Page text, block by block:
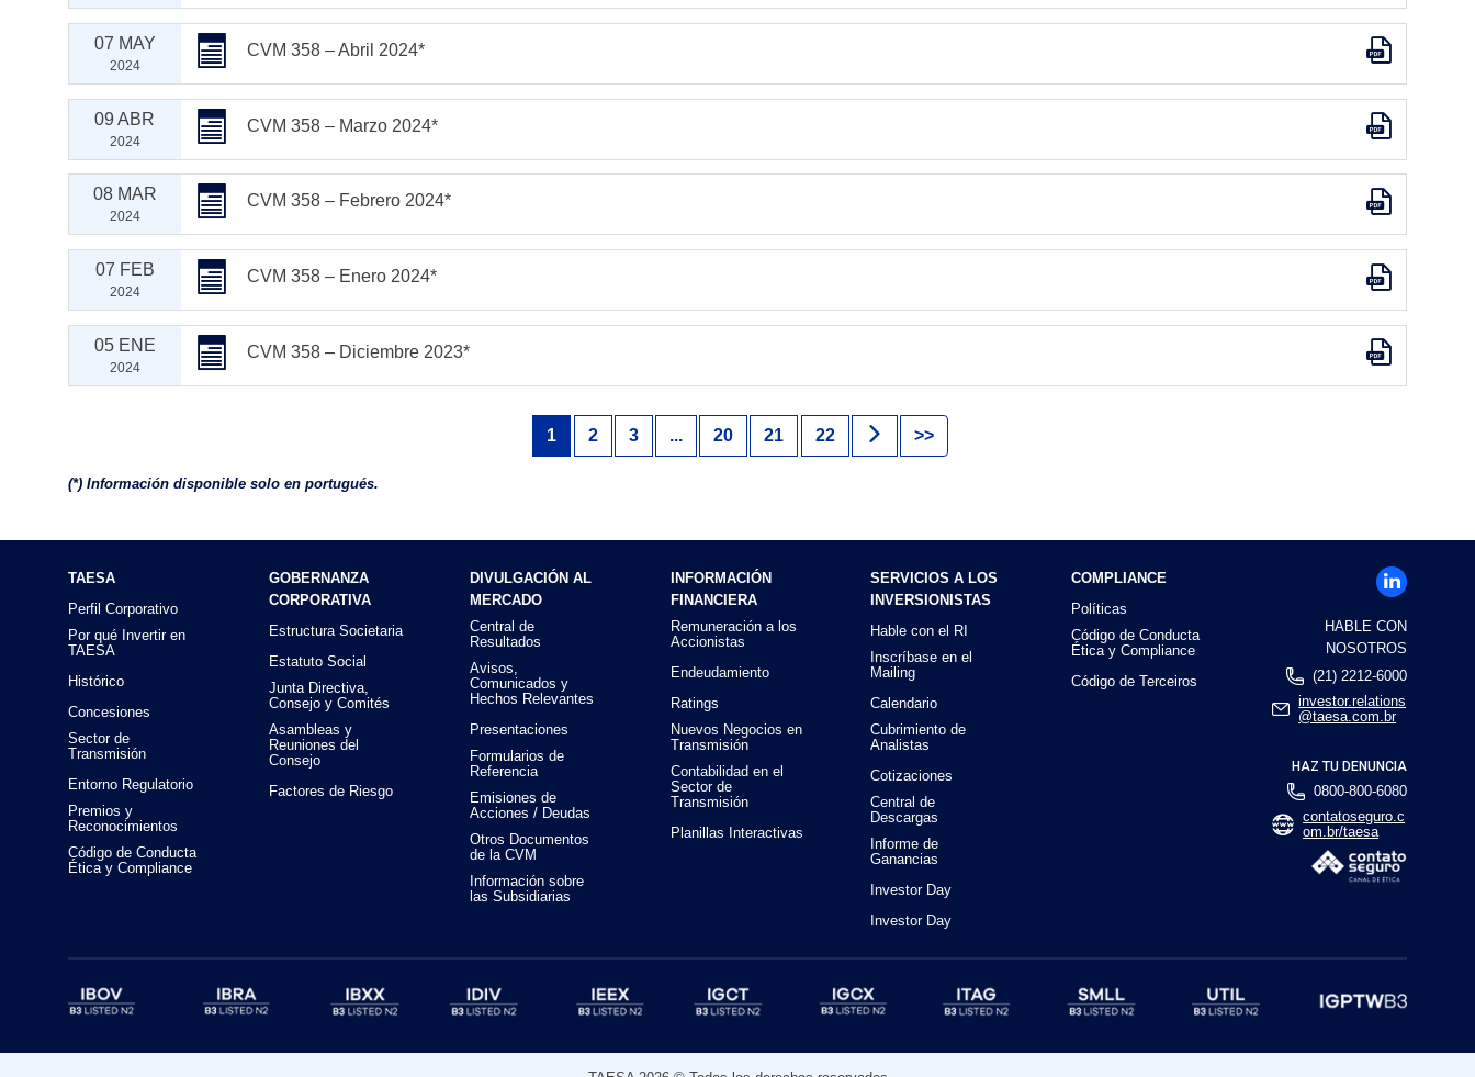
07 MAY
2024
CVM 358 – Abril 2024*
09 ABR
2024
CVM 358 – Marzo 2024*
08 MAR
2024
CVM 358 – Febrero 2024*
07 FEB
2024
CVM 358 – Enero 2024*
05 ENE
2024
CVM 358 – Diciembre 2023*
1 2 3 ... 20 21 22 >>
(*) Información disponible solo en portugués.
TAESA
Perfil Corporativo
Por qué Invertir en
TAESA
Histórico
Concesiones
Sector de
Transmisión
Entorno Regulatorio
Premios y
Reconocimientos
Código de Conducta
Ética y Compliance
GOBERNANZA
CORPORATIVA
Estructura Societaria
Estatuto Social
Junta Directiva,
Consejo y Comités
Asambleas y
Reuniones del
Consejo
Factores de Riesgo
DIVULGACIÓN AL
MERCADO
Central de
Resultados
Avisos,
Comunicados y
Hechos Relevantes
Presentaciones
Formularios de
Referencia
Emisiones de
Acciones / Deudas
Otros Documentos
de la CVM
Información sobre
las Subsidiarias
INFORMACIÓN
FINANCIERA
Remuneración a los
Accionistas
Endeudamiento
Ratings
Nuevos Negocios en
Transmisión
Contabilidad en el
Sector de
Transmisión
Planillas Interactivas
SERVICIOS A LOS
INVERSIONISTAS
Hable con el RI
Inscríbase en el
Mailing
Calendario
Cubrimiento de
Analistas
Cotizaciones
Central de
Descargas
Informe de
Ganancias
Investor Day
Investor Day
COMPLIANCE
Políticas
Código de Conducta
Ética y Compliance
Código de Terceiros
HABLE CON
NOSOTROS
(21) 2212-6000
investor.relations
@taesa.com.br
HAZ TU DENUNCIA
0800-800-6080
contatoseguro.c
om.br/taesa